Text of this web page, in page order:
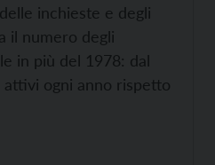
inchieste e degli
il numero degli
in più del 1978: dal
ogni anno rispetto